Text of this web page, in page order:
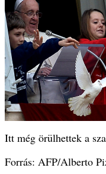
Itt még örülhettek a
Forrás: AFP/Alberto